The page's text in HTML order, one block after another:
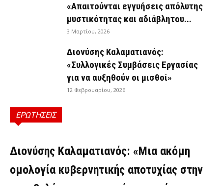
«Απαιτούνται εγγυήσεις απόλυτης
μυστικότητας και αδιάβλητου...
3 Μαρτίου, 2026
Διονύσης Καλαματιανός:
«Συλλογικές Συμβάσεις Εργασίας
για να αυξηθούν οι μισθοί»
12 Φεβρουαρίου, 2026
ΕΡΩΤΗΣΕΙΣ
ΕΡΩΤΉΣΕΙΣ
Διονύσης Καλαματιανός: «Μια ακόμη
ομολογία κυβερνητικής αποτυχίας στην